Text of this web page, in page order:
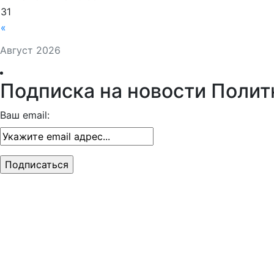
Август 2026
«
31
Подписка на новости
Ваш email: